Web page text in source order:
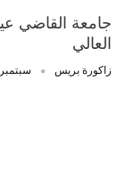
جامعة القاضي
العالي
زاكورة بريس سبتمبر 10, 2025